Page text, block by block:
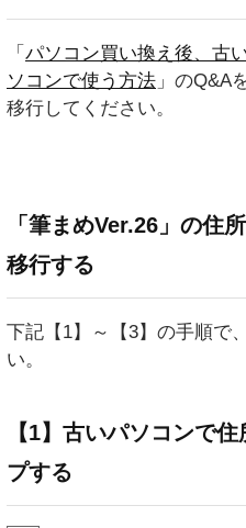
「 パソコン買い換え後、古
ソコンで使う方法 」のQ&A
移行してください。
「筆まめVer.26」の住
移行する
下記【1】～【3】の手順で
い。
【1】古いパソコンで
プする